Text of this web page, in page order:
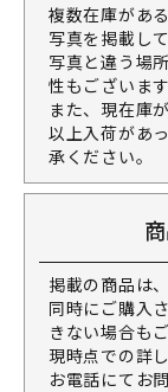
複数在庫があ
写真を掲載して
写真と違う場
性もございます
また、現在庫
以上入荷があ
承ください。
掲載の商品は
同時にご購入
きない場合も
現時点での詳
お電話にてお